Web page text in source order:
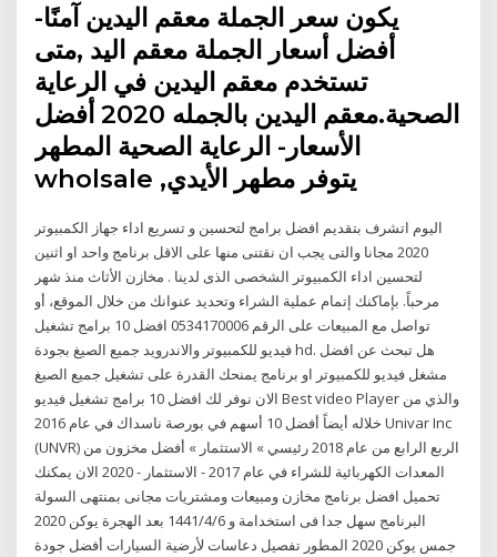
يكون سعر الجملة معقم اليدين آمنًا-
أفضل أسعار الجملة معقم اليد ,متى
تستخدم معقم اليدين في الرعاية
الصحية.معقم اليدين بالجمله 2020 أفضل
الأسعار- الرعاية الصحية المطهر
wholsale ,يتوفر مطهر الأيدي
اليوم اتشرف بتقديم افضل برامج لتحسين و تسريع اداء جهاز الكمبيوتر
2020 مجانا والتى يجب ان نقتنى منها على الاقل برنامج واحد او اثنين
لتحسين اداء الكمبيوتر الشخصى الذى لدينا . مخازن الأثاث منذ شهر
مرحباً. بإماكنك إتمام عملية الشراء وتحديد عنوانك من خلال الموقع، أو
تواصل مع المبيعات على الرقم 0534170006 افضل 10 برامج تشغيل
فيديو للكمبيوتر والاندرويد جميع الصيغ بجودة hd. هل تبحث عن افضل
مشغل فيديو للكمبيوتر او برنامج يمنحك القدرة على تشغيل جميع الصيغ
الان نوفر لك افضل 10 برامج تشغيل فيديو Best video Player والذي من
خلاله أيضاً أفضل 10 أسهم في بورصة ناسداك في عام 2016 Univar Inc
(UNVR) الربع الرابع من عام 2018 رئيسي » الاستثمار » أفضل مخزون من
المعدات الكهربائية للشراء في عام 2017 - الاستثمار - 2020 الان يمكنك
تحميل افضل برنامج مخازن ومبيعات ومشتريات مجانى بمنتهى السولة
البرنامج سهل جدا فى استخدامة و 6‏‏/4‏‏/1441 بعد الهجرة يوكن 2020
جمس يوكن 2020 المطور تفصيل دعاسات لأرضية السيارات أفضل جودة